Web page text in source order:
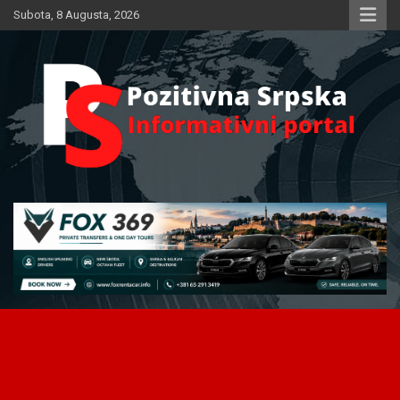
Skip
to
Subota, 8 Augusta, 2026
Pozitivna Srpska